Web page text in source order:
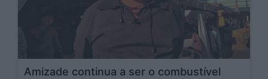
Amizade continua a ser o combustível